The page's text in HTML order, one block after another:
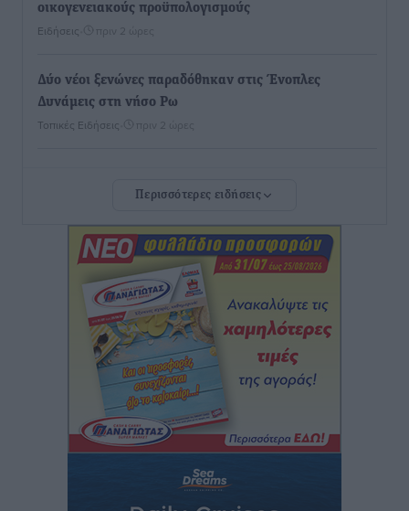
οικογενειακούς προϋπολογισμούς
Ειδήσεις πριν 2 ώρες
Δύο νέοι ξενώνες παραδόθηκαν στις Ένοπλες
Δυνάμεις στη νήσο Ρω
Τοπικές Ειδήσεις πριν 2 ώρες
34.000 αναχωρούν σήμερα μόνο από τον Πειραιά
Μόνιμες θέσεις στους παιδικούς σταθμούς: Οι
προϋποθέσεις, η 24μηνη εμπειρία και οι προθεσμίες
για τους δήμους
Τοπικές Ειδήσεις• πριν 3 ώρες
Δεύτερη πηγή εισοδήματος για τους επαγγελματίες
ψαράδες ο αλιευτικός τουρισμός
• πριν 3 ώρες
Μαρία Εκμεκτσίογλου: Η πίστη μου είναι το
Περισσότερες ειδήσεις